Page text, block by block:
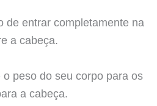
de entrar completamente na
a cabeça.
peso do seu corpo para os
a cabeça.